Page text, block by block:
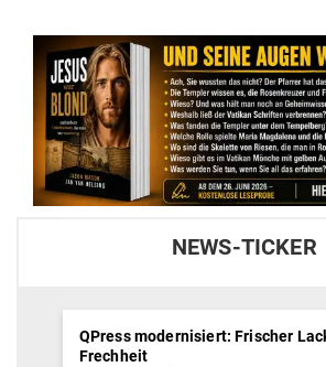
NEWS-TICKER
QPress modernisiert: Frischer
Frechheit